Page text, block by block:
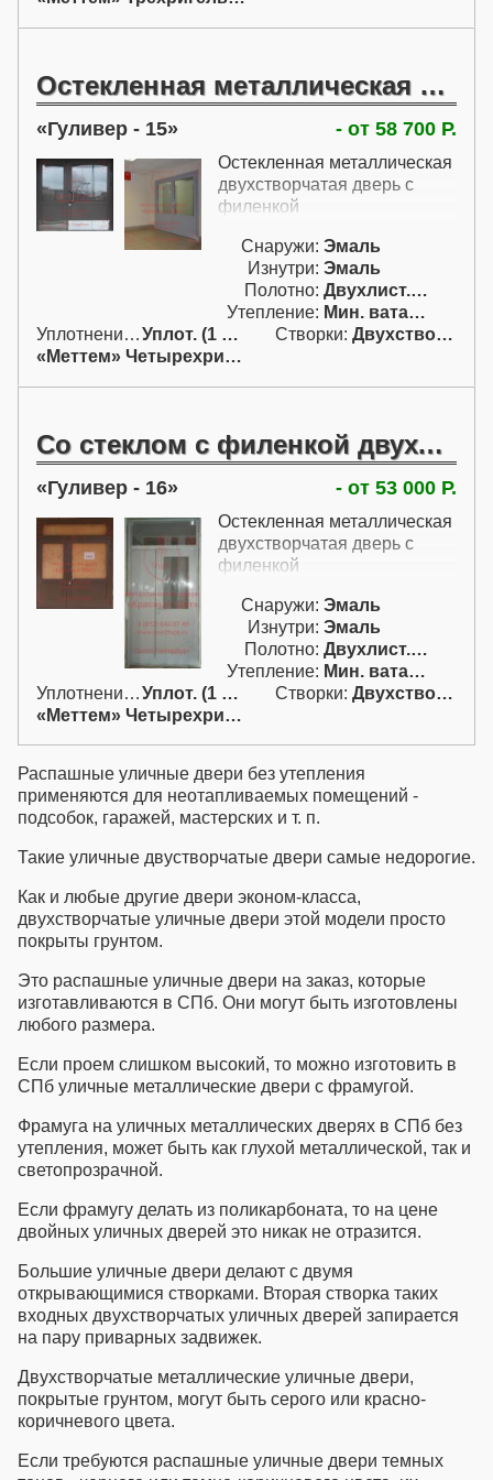
странице - это один из
самых недорогих вариантов
покрыты грунтом, но их
порошковым покрытием.
Остекленная металлическая двухстворчатая дверь с филенкой
Гуливер - 15 - от 58 700 Р.
Остекленная металлическая
двухстворчатая дверь с
филенкой
Снаружи: Эмаль
Изнутри: Эмаль
Полотно:
Двухлист. проф.
Утепление:
Мин. вата / пенопл.
Уплотнение:
Уплот. (1 конт.) Створки:
Двухстворчатая (Д)
«Меттем» Четырехригельный
Со стеклом с филенкой двухстворчатая с верхней фрамугой металлическая дверь
Гуливер - 16 - от 53 000 Р.
Остекленная металлическая
двухстворчатая дверь с
филенкой
Снаружи: Эмаль
Изнутри: Эмаль
Полотно:
Двухлист. проф.
Утепление:
Мин. вата / пенопл.
Уплотнение:
Уплот. (1 конт.) Створки:
Двухстворч. с верх. (ДВ)
«Меттем» Четырехригельный
Распашные уличные двери без утепления
применяются для неотапливаемых помещений -
подсобок, гаражей, мастерских и т. п.
Такие уличные двустворчатые двери самые недорогие.
Как и любые другие двери эконом-класса,
двухстворчатые уличные двери этой модели просто
покрыты грунтом.
Это распашные уличные двери на заказ, которые
изготавливаются в СПб. Они могут быть изготовлены
любого размера.
Если проем слишком высокий, то можно изготовить в
СПб уличные металлические двери с фрамугой.
Фрамуга на уличных металлических дверях в СПб без
утепления, может быть как глухой металлической, так и
светопрозрачной.
Если фрамугу делать из поликарбоната, то на цене
двойных уличных дверей это никак не отразится.
Большие уличные двери делают с двумя
открывающимися створками. Вторая створка таких
входных двухстворчатых уличных дверей запирается
на пару приварных задвижек.
Двухстворчатые металлические уличные двери,
покрытые грунтом, могут быть серого или красно-
коричневого цвета.
Если требуются распашные уличные двери темных